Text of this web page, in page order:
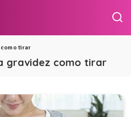
tirar
gravidez como tirar